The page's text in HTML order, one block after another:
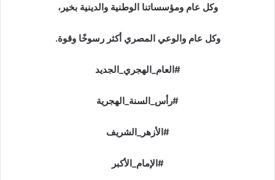
وكل عام ومؤسساتنا الوطنية والدينية بخير،
وكل عام والوعي المصري أكثر رسوخًا وقوة.
#العام_الهجري_الجديد
#رأس_السنة_الهجرية
#الأزهر_الشريف
#الإمام_الأكبر